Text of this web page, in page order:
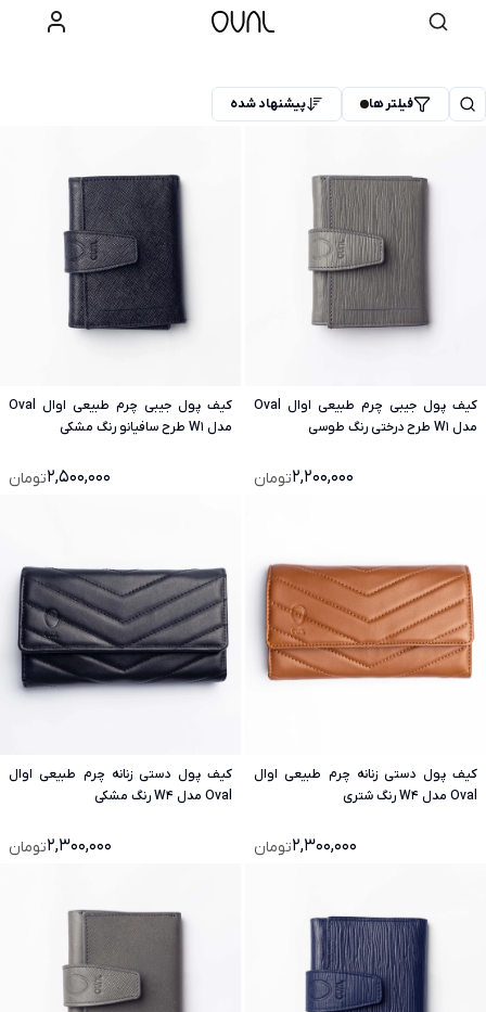
فیلتر ها پیشنهاد شده
کیف پول جیبی چرم طبیعی اوال Oval
مدل W1 طرح درختی رنگ طوسی
2,200,000تومان
کیف پول جیبی چرم طبیعی اوال Oval
مدل W1 طرح سافیانو رنگ مشکی
2,500,000تومان
کیف پول دستی زنانه چرم طبیعی اوال
Oval مدل W4 رنگ شتری
2,300,000تومان
کیف پول دستی زنانه چرم طبیعی اوال
Oval مدل W4 رنگ مشکی
2,300,000تومان